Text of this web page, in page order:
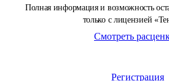
Полная информация и возможность
только с лицензией
Смотреть
Регистрация